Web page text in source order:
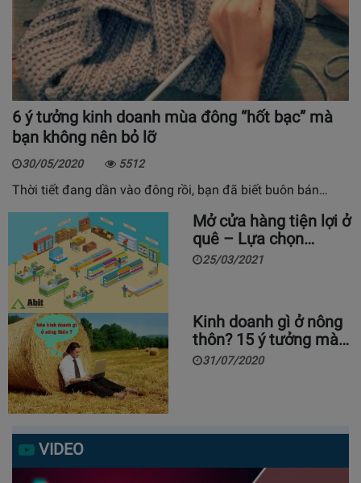
6 ý tưởng kinh doanh mùa đông “hốt bạc” mà
bạn không nên bỏ lỡ
30/05/2020 5512
Thời tiết đang dần vào đông rồi, bạn đã biết buôn bán…
Mở cửa hàng tiện lợi ở
quê – Lựa chọn…
25/03/2021
Kinh doanh gì ở nông
thôn? 15 ý tưởng mà…
31/07/2020
VIDEO